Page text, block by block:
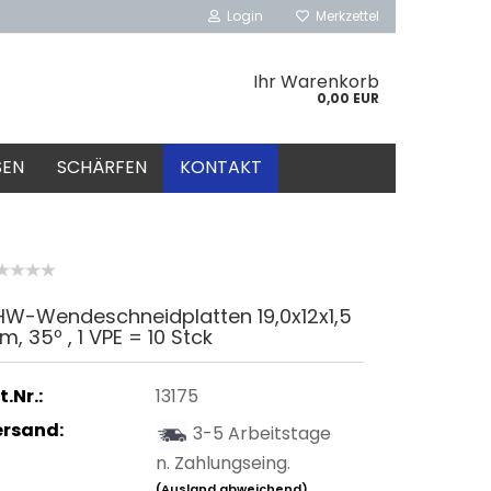
Login Merkzettel
Ihr Warenkorb
0,00 EUR
SCHÄRFEN KONTAKT
Wendeschneidplatten 19,0x12x1,5
35º​ , 1 VPE = 10 Stck
13175
3-5 Arbeitstage
n. Zahlungseing.